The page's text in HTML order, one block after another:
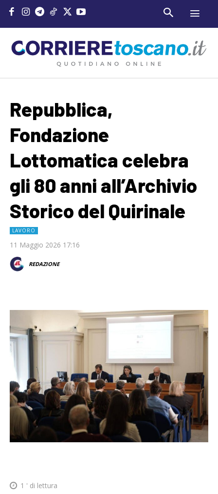
Repubblica,
Fondazione
Lottomatica celebra
gli 80 anni all’Archivio
Storico del Quirinale
LAVORO
11 Maggio 2026 17:16
REDAZIONE
1 ' di lettura